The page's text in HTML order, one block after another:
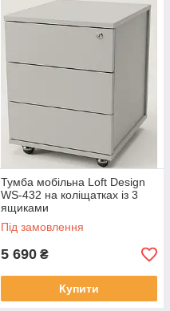
Тумба мобільна Loft Design
WS-432 на коліщатках із 3
ящиками
Під замовлення
5 690 ₴
Купити